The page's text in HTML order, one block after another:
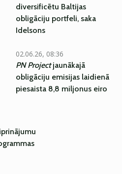
diversificētu Baltijas
obligāciju portfeli, saka
Idelsons
02.06.26, 08:36
PN Projectjaunākajā
obligāciju emisijas laidienā
piesaista 8,8 miljonus eiro